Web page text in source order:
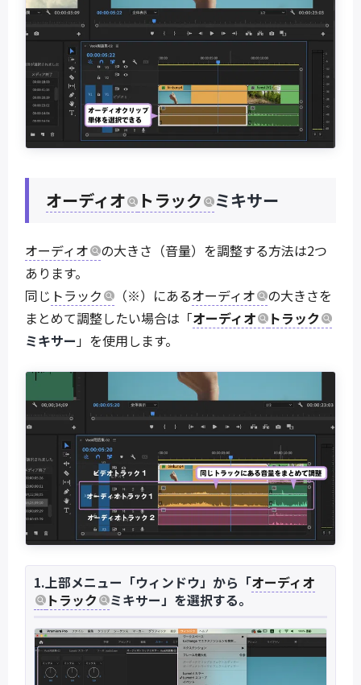
オーディオ トラック ミキサー
オーディオ
の大きさ（音量）を調整する方法は2つ
あります。
同じ トラック （※）にあるオーディオ
の大きさを
まとめて調整したい場合は「オーディオ
トラック
ミキサー」を使用します。
1.上部メニュー「ウィンドウ」から「オーディオ
トラック
ミキサー」を選択する。